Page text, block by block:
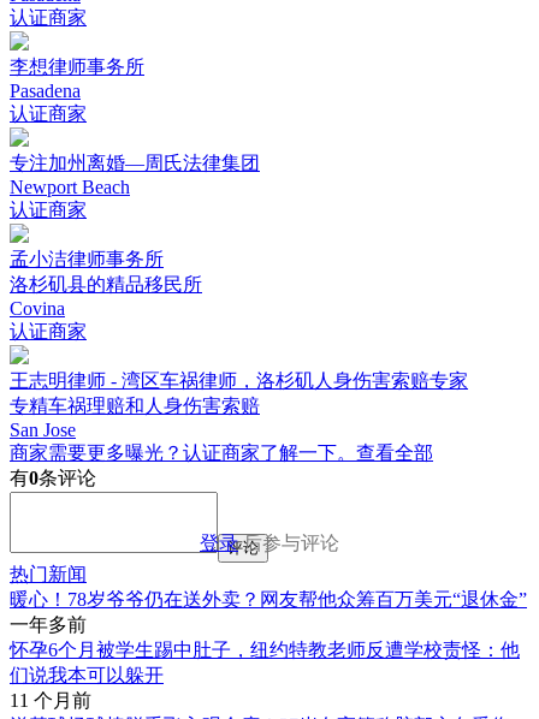
认证商家
李想律师事务所
Pasadena
认证商家
专注加州离婚—周氏法律集团
Newport Beach
认证商家
孟小洁律师事务所
洛杉矶县的精品移民所
Covina
认证商家
王志明律师 - 湾区车祸律师，洛杉矶人身伤害索赔专家
专精车祸理赔和人身伤害索赔
San Jose
商家需要更多曝光？认证商家了解一下。 查看全部
有0条评论
登录后参与评论
评论
热门新闻
暖心！78岁爷爷仍在送外卖？网友帮他众筹百万美元“退休金”
一年多前
怀孕6个月被学生踢中肚子，纽约特教老师反遭学校责怪：他
们说我本可以躲开
11 个月前